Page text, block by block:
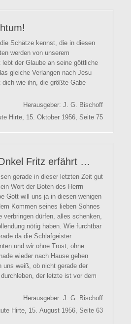
Schätze kennst, die in diesen
werden von unserem
der Glaube an seine göttliche
gleiche Verlangen nach Jesu
dich wie ihn, die größte Gabe
Herausgeber: J. G. Bischoff
Hirte, 15. Oktober 1956, Seite 75
Fritz erfährt …
gerade in dieser letzten Zeit gut
Wort der Boten des Herrn
Gott will uns ja in diesen wenigen
Kommen seines lieben Sohnes
verbringen dürfen, alles schenken,
nötig haben. Wie furchtbar
da die Schlafgeister
und wir ohne Trost, ohne
wieder nach Hause gehen
uns weiß, ob nicht gerade der
der letzte ist vor dem
Herausgeber: J. G. Bischoff
Hirte, 15. August 1956, Seite 63